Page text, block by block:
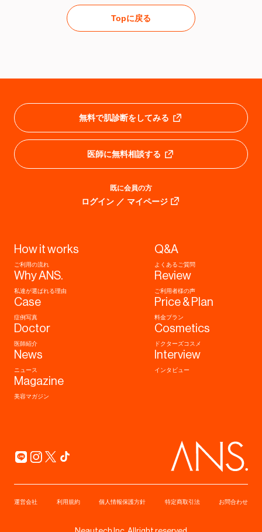
赤ニキビ (102)
黄ニキビ (15)
白ニキビ (52)
ニキビ痕 (49)
しみ (46)
肝斑 (52)
くすみ (18)
毛穴 (25)
エイジング (7)
その他 (0)
30代
70代以上
Topに戻る
無料で肌診断をしてみる
医師に無料相談する
既に会員の方
ログイン ／ マイページ
How it works
ご利用の流れ
Q&A
よくあるご質問
Why ANS.
私達が選ばれる理由
Review
ご利用者様の声
Case
症例写真
Price & Plan
料金プラン
Doctor
医師紹介
Cosmetics
ドクターズコスメ
News
ニュース
Interview
インタビュー
Magazine
美容マガジン
運営会社 利用規約 個人情報保護方針 特定商取引法 お問合わせ